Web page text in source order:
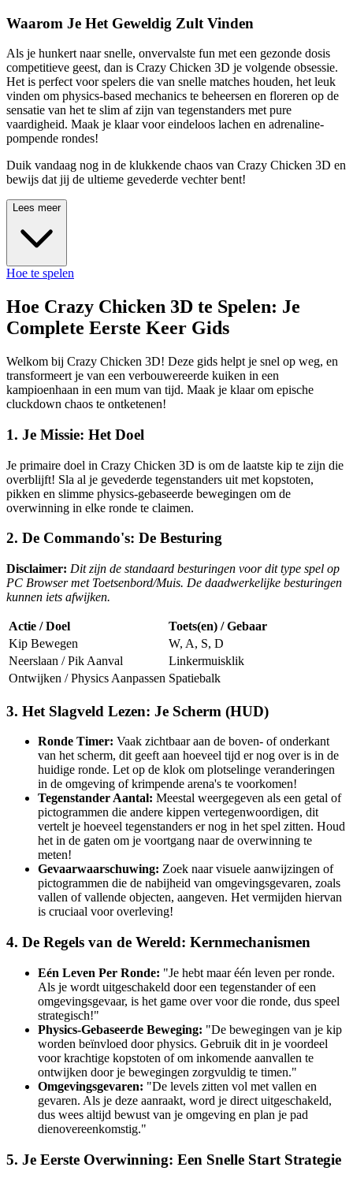
Waarom Je Het Geweldig Zult Vinden
Als je hunkert naar snelle, onvervalste fun met een gezonde dosis
competitieve geest, dan is Crazy Chicken 3D je volgende obsessie.
Het is perfect voor spelers die van snelle matches houden, het leuk
vinden om physics-based mechanics te beheersen en floreren op de
sensatie van het te slim af zijn van tegenstanders met pure
vaardigheid. Maak je klaar voor eindeloos lachen en adrenaline-
pompende rondes!
Duik vandaag nog in de klukkende chaos van Crazy Chicken 3D en
bewijs dat jij de ultieme gevederde vechter bent!
Lees meer
Hoe te spelen
Hoe Crazy Chicken 3D te Spelen: Je
Complete Eerste Keer Gids
Welkom bij Crazy Chicken 3D! Deze gids helpt je snel op weg, en
transformeert je van een verbouwereerde kuiken in een
kampioenhaan in een mum van tijd. Maak je klaar om epische
cluckdown chaos te ontketenen!
1. Je Missie: Het Doel
Je primaire doel in Crazy Chicken 3D is om de laatste kip te zijn die
overblijft! Sla al je gevederde tegenstanders uit met kopstoten,
pikken en slimme physics-gebaseerde bewegingen om de
overwinning in elke ronde te claimen.
2. De Commando's: De Besturing
Disclaimer: Dit zijn de standaard besturingen voor dit type spel op
PC Browser met Toetsenbord/Muis. De daadwerkelijke besturingen
kunnen iets afwijken.
Actie / Doel
Toets(en) / Gebaar
Kip Bewegen
W, A, S, D
Neerslaan / Pik Aanval
Linkermuisklik
Ontwijken / Physics Aanpassen Spatiebalk
3. Het Slagveld Lezen: Je Scherm (HUD)
Ronde Timer: Vaak zichtbaar aan de boven- of onderkant
van het scherm, dit geeft aan hoeveel tijd er nog over is in de
huidige ronde. Let op de klok om plotselinge veranderingen
in de omgeving of krimpende arena's te voorkomen!
Tegenstander Aantal: Meestal weergegeven als een getal of
pictogrammen die andere kippen vertegenwoordigen, dit
vertelt je hoeveel tegenstanders er nog in het spel zitten. Houd
het in de gaten om je voortgang naar de overwinning te
meten!
Gevaarwaarschuwing: Zoek naar visuele aanwijzingen of
pictogrammen die de nabijheid van omgevingsgevaren, zoals
vallen of vallende objecten, aangeven. Het vermijden hiervan
is cruciaal voor overleving!
4. De Regels van de Wereld: Kernmechanismen
Eén Leven Per Ronde: "Je hebt maar één leven per ronde.
Als je wordt uitgeschakeld door een tegenstander of een
omgevingsgevaar, is het game over voor die ronde, dus speel
strategisch!"
Physics-Gebaseerde Beweging: "De bewegingen van je kip
worden beïnvloed door physics. Gebruik dit in je voordeel
voor krachtige kopstoten of om inkomende aanvallen te
ontwijken door je bewegingen zorgvuldig te timen."
Omgevingsgevaren: "De levels zitten vol met vallen en
gevaren. Als je deze aanraakt, word je direct uitgeschakeld,
dus wees altijd bewust van je omgeving en plan je pad
dienovereenkomstig."
5. Je Eerste Overwinning: Een Snelle Start Strategie